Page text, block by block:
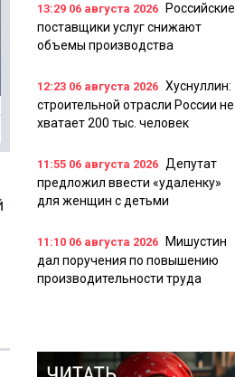
13:29 06 августа 2026
Российские
поставщики услуг снижают
объемы производства
12:23 06 августа 2026 Хуснуллин:
строительной отрасли России не
хватает 200 тыс. человек
11:55 06 августа 2026 Депутат
предложил ввести «удаленку»
для женщин с детьми
11:10 06 августа 2026
Мишустин
дал поручения по повышению
производительности труда